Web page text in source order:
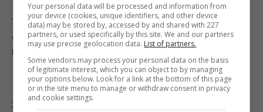
У российских "Искандеров" и "Цирконов"
есть слабое звено: эксперт объяснил, как
их уничтожать
16:03 суббота, 08 августа 2026
Зеленский: Украинская оборонка может
Your personal data will be processed and information from
your device (cookies, unique identifiers, and other device
data) may be stored by, accessed by and shared with 227
partners, or used specifically by this site. We and our partners
may use precise geolocation data. List of partners.
Some vendors may process your personal data on the basis
of legitimate interest, which you can object to by managing
your options below. Look for a link at the bottom of this page
or in the site menu to manage or withdraw consent in privacy
and cookie settings.